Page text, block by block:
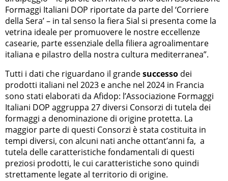
Formaggi Italiani DOP riportate da parte del ‘Corriere
della Sera’ – in tal senso la fiera Sial si presenta come la
vetrina ideale per promuovere le nostre eccellenze
casearie, parte essenziale della filiera agroalimentare
italiana e pilastro della nostra cultura mediterranea”.
Tutti i dati che riguardano il grandesuccesso dei
prodotti italiani nel 2023 e anche nel 2024 in Francia
sono stati elaborati da Afidop: l’Associazione Formaggi
Italiani DOP aggruppa 27 diversi Consorzi di tutela dei
formaggi a denominazione di origine protetta. La
maggior parte di questi Consorzi è stata costituita in
tempi diversi, con alcuni nati anche ottant’anni fa, a
tutela delle caratteristiche fondamentali di questi
preziosi prodotti, le cui caratteristiche sono quindi
strettamente legate al territorio di origine.